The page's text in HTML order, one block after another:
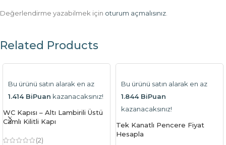
Değerlendirme yazabilmek için oturum açmalısınız
Related Products
Bu ürünü satın alarak en az
1.414 BiPuan kazanacaksınız!
WC Kapısı – Altı Lambirili Üstü
Camlı Kilitli Kapı
(2)
Bu ürünü satın alarak en az
1.844 BiPuan
kazanacaksınız!
Tek Kanatlı Pencere Fiyat
Hesapla